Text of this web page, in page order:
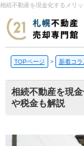
TOPページ > 新着コラ
相続不動産を現
や税金も解説